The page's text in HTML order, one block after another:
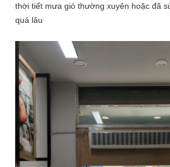
thời tiết mưa gió thường xuyên hoặc đã
quá lâu